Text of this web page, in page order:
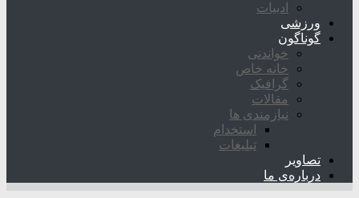
ادبیات
ورزشی
گوناگون
خواندنی
خانه خاص
گرافیک
مقالات
نیازمندی ها
استخدام
تبلیغات
تصاویر
درباره‌ی ما